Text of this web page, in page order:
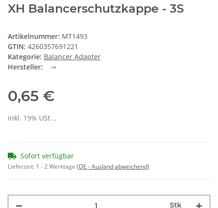
XH Balancerschutzkappe - 3S
Artikelnummer: MT1493
GTIN: 4260357691221
Kategorie: Balancer Adapter
Hersteller:
0,65 €
inkl. 19% USt. ,
Sofort verfügbar
Lieferzeit: 1 - 2 Werktage (DE - Ausland abweichend)
Stk